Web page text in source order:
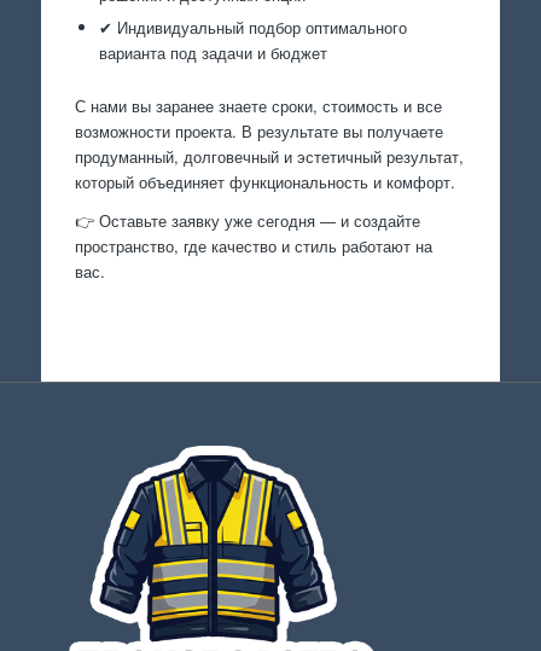
✔ Индивидуальный подбор оптимального
варианта под задачи и бюджет
С нами вы заранее знаете сроки, стоимость и все
возможности проекта. В результате вы получаете
продуманный, долговечный и эстетичный результат,
который объединяет функциональность и комфорт.
👉 Оставьте заявку уже сегодня — и создайте
пространство, где качество и стиль работают на
вас.